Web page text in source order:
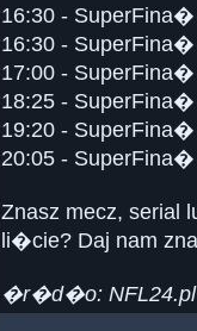
16:30 -
16:30 -
17:00 -
18:25 -
19:20 -
20:05 -
Znasz mecz, serial
li�cie? Daj nam
�r�d�o: NFL24.pl